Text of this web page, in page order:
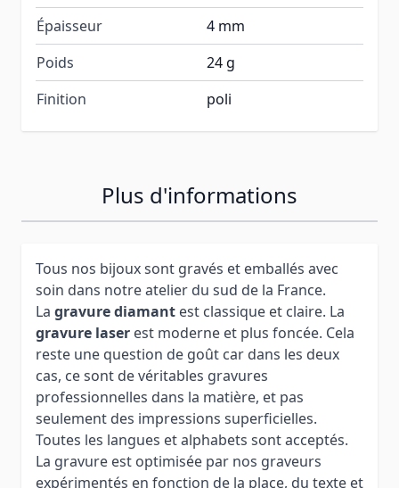
Épaisseur
4 mm
Poids
24 g
Finition
poli
Plus d'informations
Tous nos bijoux sont gravés et emballés avec
soin dans notre atelier du sud de la France.
La gravure diamant est classique et claire. La
gravure laser est moderne et plus foncée. Cela
reste une question de goût car dans les deux
cas, ce sont de véritables gravures
professionnelles dans la matière, et pas
seulement des impressions superficielles.
Toutes les langues et alphabets sont acceptés.
La gravure est optimisée par nos graveurs
expérimentés en fonction de la place, du texte et